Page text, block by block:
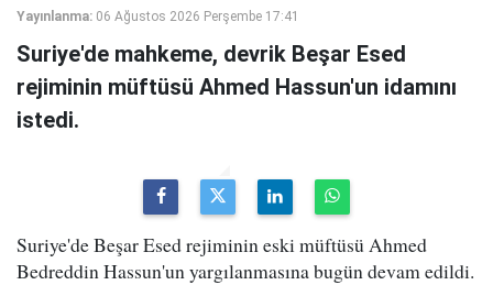
Yayınlanma: 06 Ağustos 2026 Perşembe 17:41
Suriye'de mahkeme, devrik Beşar Esed
rejiminin müftüsü Ahmed Hassun'un idamını
istedi.
Suriye'de Beşar Esed rejiminin eski müftüsü Ahmed
Bedreddin Hassun'un yargılanmasına bugün devam edildi.